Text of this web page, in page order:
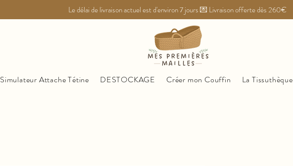
Le délai de livraison actuel est d'environ 7 jours 💌 Livraison offerte dès 260€
Simulateur Attache Tétine DESTOCKAGE Créer mon Couffin La Tissuthèque